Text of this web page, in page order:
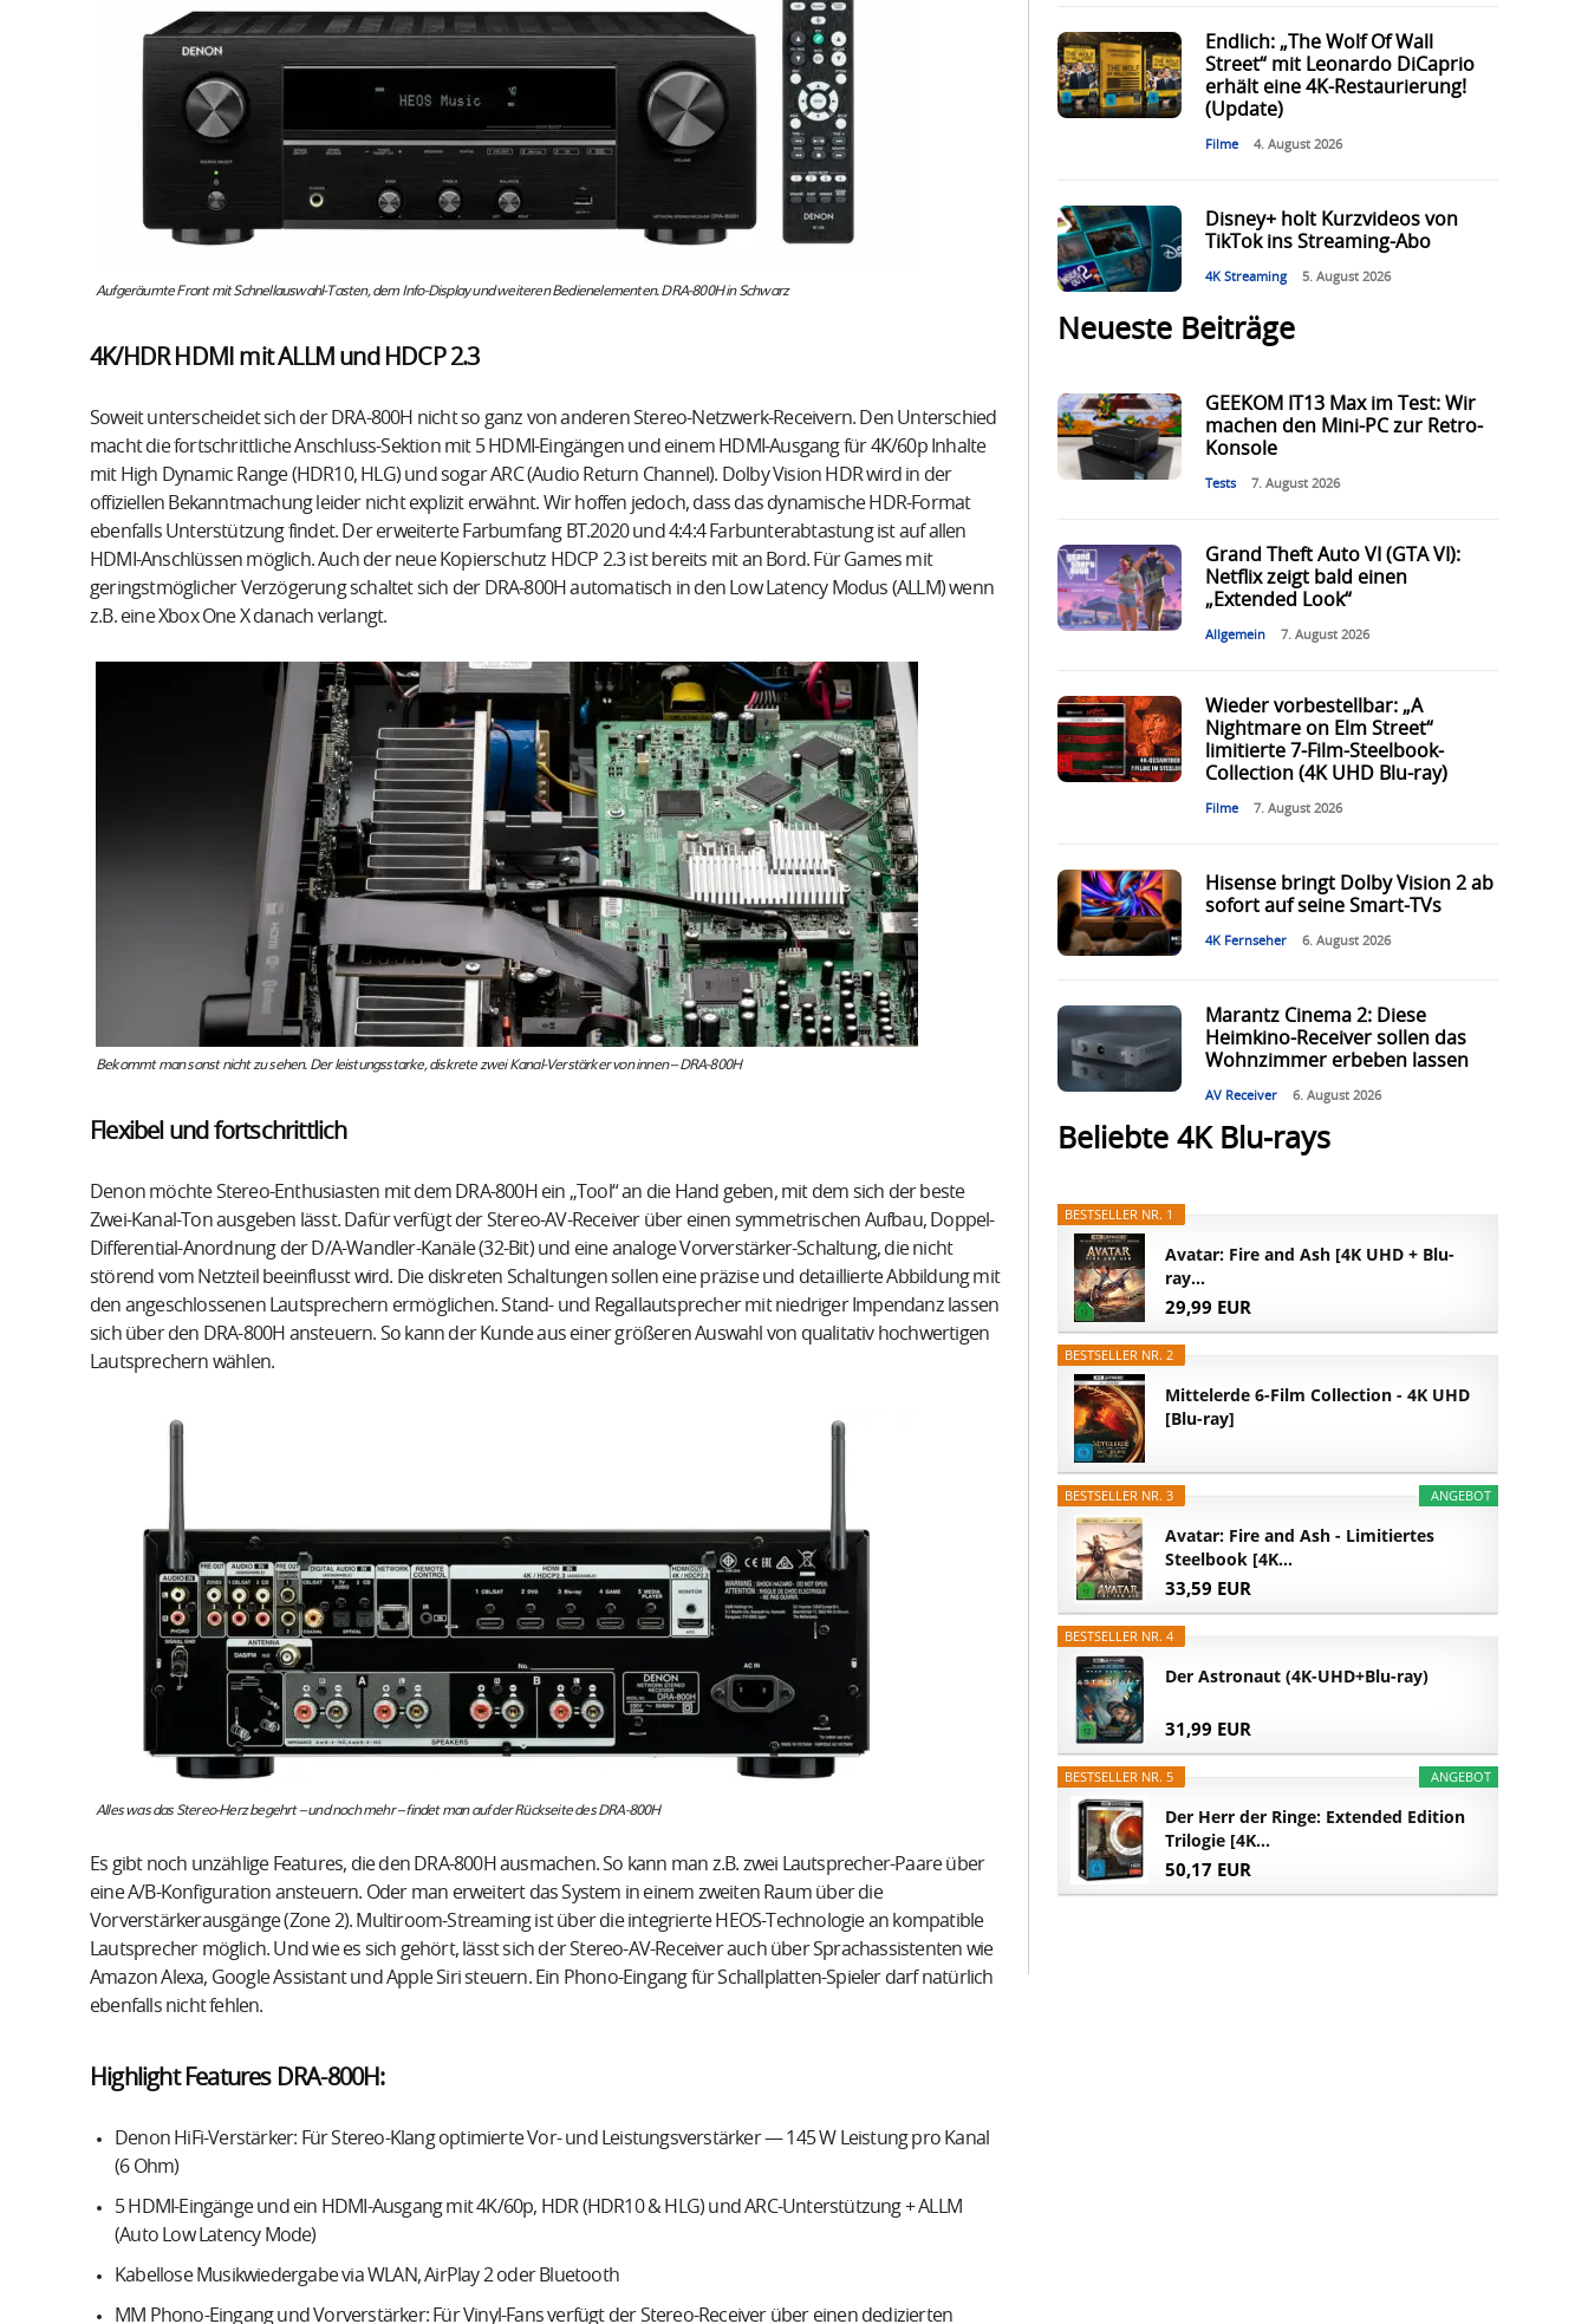
Aufgeräumte Front mit Schnellauswahl-Tasten, dem Info-Display und weiteren Bedienelementen. DRA-800H in Schwarz
4K/HDR HDMI mit ALLM und HDCP 2.3
Soweit unterscheidet sich der DRA-800H nicht so ganz von anderen Stereo-Netzwerk-Receivern. Den Unterschied
macht die fortschrittliche Anschluss-Sektion mit 5 HDMI-Eingängen und einem HDMI-Ausgang für 4K/60p Inhalte
mit High Dynamic Range (HDR10, HLG) und sogar ARC (Audio Return Channel). Dolby Vision HDR wird in der
offiziellen Bekanntmachung leider nicht explizit erwähnt. Wir hoffen jedoch, dass das dynamische HDR-Format
ebenfalls Unterstützung findet. Der erweiterte Farbumfang BT.2020 und 4:4:4 Farbunterabtastung ist auf allen
HDMI-Anschlüssen möglich. Auch der neue Kopierschutz HDCP 2.3 ist bereits mit an Bord. Für Games mit
geringstmöglicher Verzögerung schaltet sich der DRA-800H automatisch in den Low Latency Modus (ALLM) wenn
z.B. eine Xbox One X danach verlangt.
Bekommt man sonst nicht zu sehen. Der leistungsstarke, diskrete zwei Kanal-Verstärker von innen – DRA-800H
Flexibel und fortschrittlich
Denon möchte Stereo-Enthusiasten mit dem DRA-800H ein „Tool“ an die Hand geben, mit dem sich der beste
Zwei-Kanal-Ton ausgeben lässt. Dafür verfügt der Stereo-AV-Receiver über einen symmetrischen Aufbau, Doppel-
Differential-Anordnung der D/A-Wandler-Kanäle (32-Bit) und eine analoge Vorverstärker-Schaltung, die nicht
störend vom Netzteil beeinflusst wird. Die diskreten Schaltungen sollen eine präzise und detaillierte Abbildung mit
den angeschlossenen Lautsprechern ermöglichen. Stand- und Regallautsprecher mit niedriger Impendanz lassen
sich über den DRA-800H ansteuern. So kann der Kunde aus einer größeren Auswahl von qualitativ hochwertigen
Lautsprechern wählen.
Alles was das Stereo-Herz begehrt – und noch mehr – findet man auf der Rückseite des DRA-800H
Es gibt noch unzählige Features, die den DRA-800H ausmachen. So kann man z.B. zwei Lautsprecher-Paare über
eine A/B-Konfiguration ansteuern. Oder man erweitert das System in einem zweiten Raum über die
Vorverstärkerausgänge (Zone 2). Multiroom-Streaming ist über die integrierte HEOS-Technologie an kompatible
Lautsprecher möglich. Und wie es sich gehört, lässt sich der Stereo-AV-Receiver auch über Sprachassistenten wie
Amazon Alexa, Google Assistant und Apple Siri steuern. Ein Phono-Eingang für Schallplatten-Spieler darf natürlich
ebenfalls nicht fehlen.
Highlight Features DRA-800H:
Denon HiFi-Verstärker: Für Stereo-Klang optimierte Vor- und Leistungsverstärker — 145 W Leistung pro Kanal
(6 Ohm)
5 HDMI-Eingänge und ein HDMI-Ausgang mit 4K/60p, HDR (HDR10 & HLG) und ARC-Unterstützung + ALLM
(Auto Low Latency Mode)
Kabellose Musikwiedergabe via WLAN, AirPlay 2 oder Bluetooth
MM Phono-Eingang und Vorverstärker: Für Vinyl-Fans verfügt der Stereo-Receiver über einen dedizierten
Endlich: „The Wolf Of Wall
Street“ mit Leonardo DiCaprio
erhält eine 4K-Restaurierung!
(Update)
Filme 4. August 2026
Disney+ holt Kurzvideos von
TikTok ins Streaming-Abo
4K Streaming 5. August 2026
Neueste Beiträge
GEEKOM IT13 Max im Test: Wir
machen den Mini-PC zur Retro-
Konsole
Tests 7. August 2026
Grand Theft Auto VI (GTA VI):
Netflix zeigt bald einen
„Extended Look“
Allgemein 7. August 2026
Wieder vorbestellbar: „A
Nightmare on Elm Street“
limitierte 7-Film-Steelbook-
Collection (4K UHD Blu-ray)
Filme 7. August 2026
Hisense bringt Dolby Vision 2 ab
sofort auf seine Smart-TVs
4K Fernseher 6. August 2026
Marantz Cinema 2: Diese
Heimkino-Receiver sollen das
Wohnzimmer erbeben lassen
AV Receiver 6. August 2026
Beliebte 4K Blu-rays
BESTSELLER NR. 1
Avatar: Fire and Ash [4K UHD + Blu-
ray...
29,99 EUR
BESTSELLER NR. 2
Mittelerde 6-Film Collection - 4K UHD
[Blu-ray]
ANGEBOT
BESTSELLER NR. 3
Avatar: Fire and Ash - Limitiertes
Steelbook [4K...
33,59 EUR
BESTSELLER NR. 4
Der Astronaut (4K-UHD+Blu-ray)
31,99 EUR
ANGEBOT
BESTSELLER NR. 5
Der Herr der Ringe: Extended Edition
Trilogie [4K...
50,17 EUR